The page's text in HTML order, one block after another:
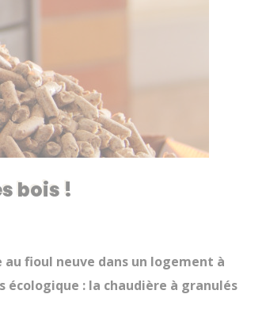
bois !
fioul neuve dans un logement à
: la chaudière à granulés